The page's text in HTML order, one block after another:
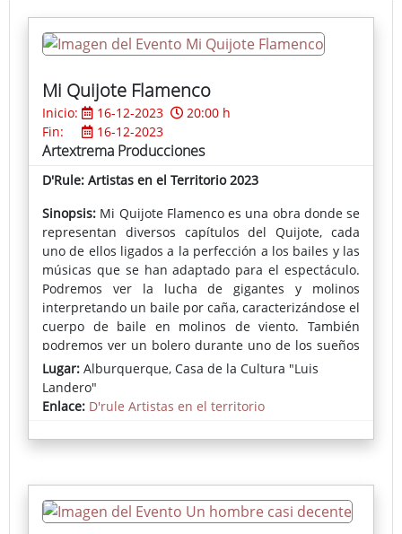
Mi Quijote Flamenco
Inicio: 16-12-2023
20:00 h
Fin:
16-12-2023
Artextrema Producciones
D'Rule: Artistas en el Territorio 2023
Sinopsis: Mi Quijote Flamenco es una obra donde se
representan diversos capítulos del Quijote, cada
uno de ellos ligados a la perfección a los bailes y las
músicas que se han adaptado para el espectáculo.
Podremos ver la lucha de gigantes y molinos
interpretando un baile por caña, caracterizándose el
cuerpo de baile en molinos de viento. También
podremos ver un bolero durante uno de los sueños
de Don Quijote, donde baila con su Dulcinea, dando
paso así a un baile por Guajiras. Veremos el cuerpo
de baile interpretando un baile por Rondeña, donde
discordia con Sancho. Veremos una lucha entre Don
diálogo, baile y música se fusionan entre sí, dando
lugar a un espectáculo lleno de historia y flamenco.
Lugar: Alburquerque, Casa de la Cultura "Luis
Landero"
Enlace: D'rule Artistas en el territorio